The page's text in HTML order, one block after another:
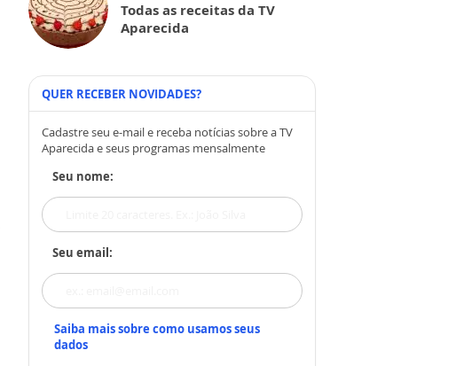
Todas as receitas da TV
Aparecida
QUER RECEBER NOVIDADES?
Cadastre seu e-mail e receba notícias sobre a TV
Aparecida e seus programas mensalmente
Seu nome:
Seu email:
Saiba mais sobre como usamos seus
dados